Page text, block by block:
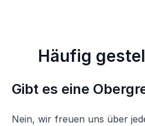
Häufig
Gibt es eine
Nein, wir freuen uns über